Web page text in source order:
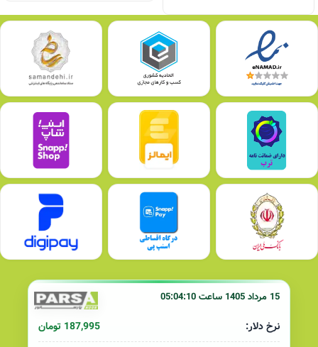
15 مرداد 1405 ساعت 05:04:10
نرخ دلار:
187,995 تومان